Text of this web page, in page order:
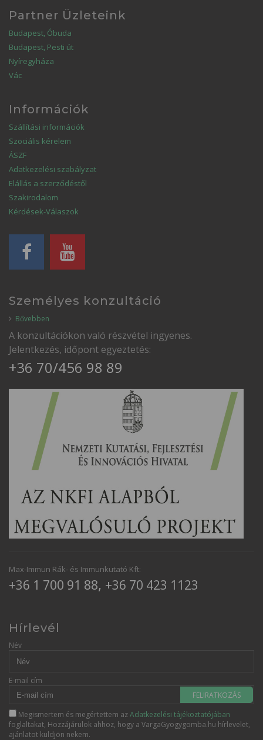
Partner Üzleteink
Budapest, Óbuda
Budapest, Pesti út
Nyíregyháza
Vác
Információk
Szállítási információk
Szociális kérelem
ÁSZF
Adatkezelési szabályzat
Elállás a szerződéstől
Szakirodalom
Kérdések-Válaszok
Személyes konzultáció
Bővebben
A konzultációkon való részvétel ingyenes.
Jelentkezés, időpont egyeztetés:
+36 70/456 98 89
Max-Immun Rák- és Immunkutató Kft:
+36 1 700 91 88, +36 70 423 1123
Hírlevél
Név
E-mail cím
FELIRATKOZÁS
Megismertem és megértettem azAdatkezelési tájékoztatójában
foglaltakat, Hozzájárulok ahhoz, hogy a VargaGyogygomba.hu hírlevelet,
ajánlatot küldjön nekem.